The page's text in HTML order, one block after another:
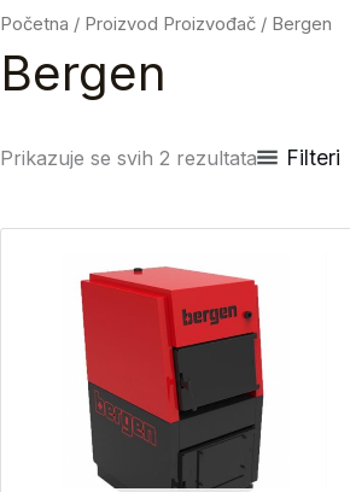
Početna / Proizvod Proizvođač / Bergen
Bergen
Prikazuje se svih 2 rezultata Filteri